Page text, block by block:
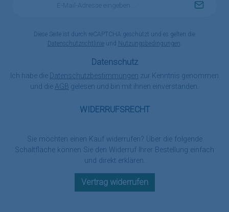
WIDERRUFSRECHT
Sie möchten einen Kauf widerrufen? Über die folgende
Schaltfläche können Sie den Widerruf Ihrer Bestellung einfach
und direkt erklären.
Vertrag widerrufen
Diese Seite ist durch reCAPTCHA geschützt und es gelten die
Datenschutzrichtlinieund Nutzungsbedingungen
Datenschutz
Ich habe die Datenschutzbestimmungen zur Kenntnis genommen
und die AGB gelesen und bin mit ihnen einverstanden.